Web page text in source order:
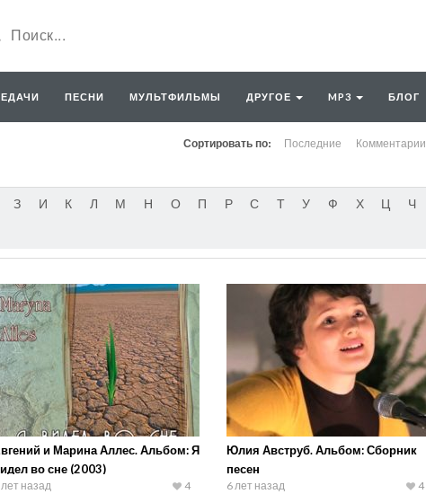
ПЕСНИ МУЛЬТФИЛЬМЫ ДРУГОЕ MP3 БЛОГ
Сортировать по: Последние Комментарии
З И К Л М Н О П Р С Т У Ф Х Ц
Ч
и Марина Аллес. Альбом: Я
во сне (2003)
лет назад 4
Юлия Авструб. Альбом: Сборник
песен
6 лет назад 4